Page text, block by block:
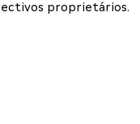
proprietários.